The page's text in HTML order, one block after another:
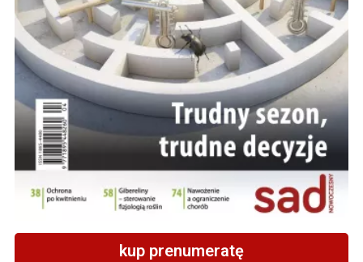
kup prenumeratę